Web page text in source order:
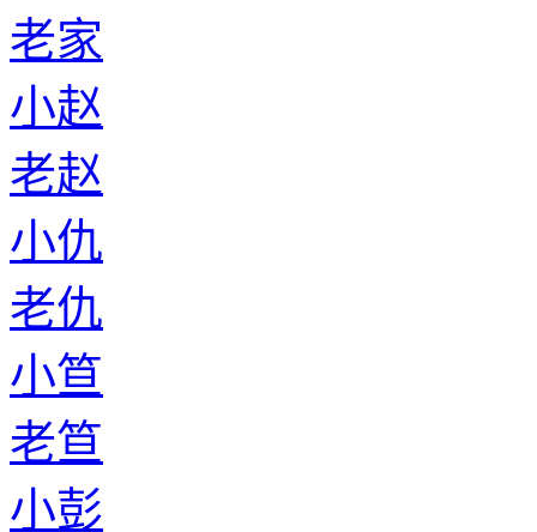
老家
小赵
老赵
小仇
老仇
小笪
老笪
小彭